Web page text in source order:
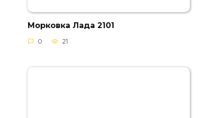
Морковка Лада 2101
0 21